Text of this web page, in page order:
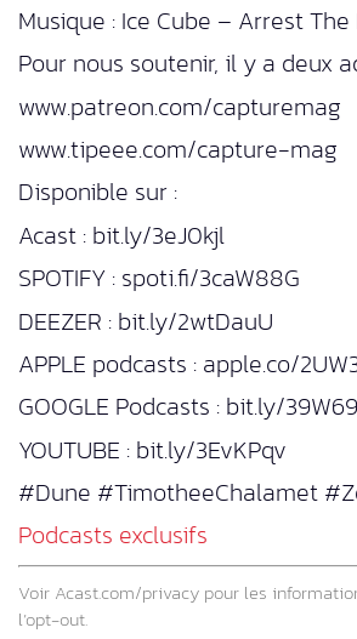
Musique : Ice Cube – Arrest
Pour nous soutenir, il y a deux
www.patreon.com/capturemag
www.tipeee.com/capture-mag
Disponible sur :
Acast : bit.ly/3eJ0kjl
SPOTIFY : spoti.fi/3caW88G
DEEZER : bit.ly/2wtDauU
APPLE podcasts : apple.co/
GOOGLE Podcasts : bit.ly/
YOUTUBE : bit.ly/3EvKPqv
#Dune #TimotheeChalamet
Podcasts exclusifs
Voir Acast.com/privacy pour les
l’opt-out.